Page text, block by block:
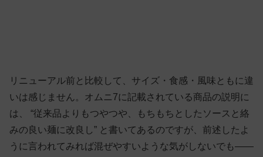
リニューアル前と比較して、サイズ・食感・風味ともに違
いは感じません。オムニ7に記載されている商品の説明に
は、 “従来品よりもつやつや、もちもちとしたソースと絡
みの良い麺に改良し” と書いてあるのですが、前述したよ
うに言われてみれば混ぜやすいような気がしないでも——